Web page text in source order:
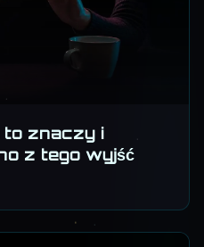
to znaczy i
z tego wyjść